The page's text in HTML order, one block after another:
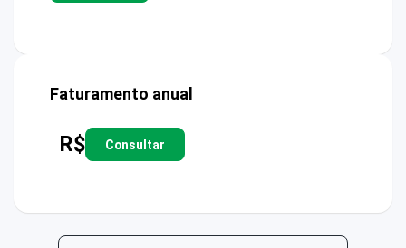
Faturamento anual
R$ Consultar